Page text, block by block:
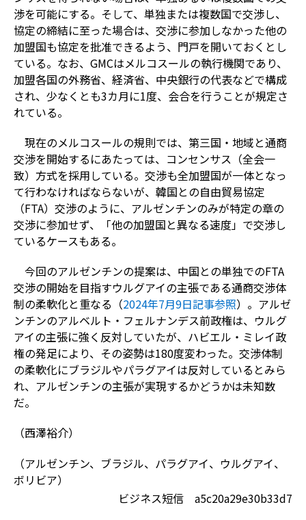
渉を可能にする。そして、単独または複数国で交渉し、
協定の締結に至った場合は、交渉に参加しなかった他の
加盟国も協定を批准できるよう、門戸を開いておくとし
ている。なお、GMCはメルコスールの執行機関であり、
加盟各国の外務省、経済省、中央銀行の代表などで構成
され、少なくとも3カ月に1度、会合を行うことが規定さ
れている。
現在のメルコスールの規則では、第三国・地域と通商
交渉を開始するにあたっては、コンセンサス（全会一
致）方式を採用している。交渉も全加盟国が一体となっ
て行わなければならないが、韓国との自由貿易協定
（FTA）交渉のように、アルゼンチンのみが特定の章の
交渉に参加せず、「他の加盟国と異なる速度」で交渉し
ているケースもある。
今回のアルゼンチンの提案は、中国との単独でのFTA
交渉の開始を目指すウルグアイの主張である通商交渉体
制の柔軟化と重なる（2024年7月9日記事参照）。アルゼ
ンチンのアルベルト・フェルナンデス前政権は、ウルグ
アイの主張に強く反対していたが、ハビエル・ミレイ政
権の発足により、その姿勢は180度変わった。交渉体制
の柔軟化にブラジルやパラグアイは反対しているとみら
れ、アルゼンチンの主張が実現するかどうかは未知数
だ。
（西澤裕介）
（アルゼンチン、ブラジル、パラグアイ、ウルグアイ、
ボリビア）
ビジネス短信 a5c20a29e30b33d7